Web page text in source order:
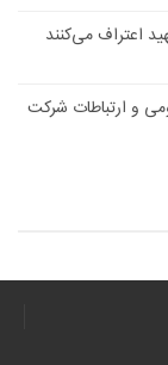
اعتراف می‌کنند
و ارتباطات شرکت